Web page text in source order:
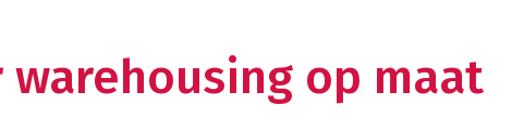
warehousing op maat